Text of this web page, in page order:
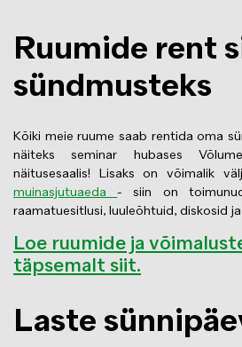
Ruumide rent
sündmusteks
Kõiki meie ruume saab rentida oma
näiteks seminar hubases
näitusesaalis! Lisaks on võimalik
muinasjutuaeda- siin on
raamatuesitlusi, luuleõhtuid, diskosid
Loe ruumide ja
täpsemalt siit.
Laste